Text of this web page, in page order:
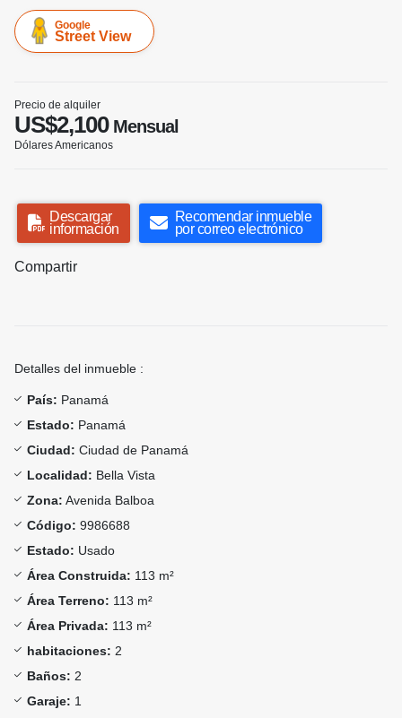
Google
Street View
Precio de alquiler
US$2,100Mensual
Dólares Americanos
Descargar
información
Recomendar inmueble
por correo electrónico
Compartir
Detalles del inmueble :
País: Panamá
Estado: Panamá
Ciudad: Ciudad de Panamá
Localidad: Bella Vista
Zona: Avenida Balboa
Código: 9986688
Estado: Usado
Área Construida: 113 m²
Área Terreno: 113 m²
Área Privada: 113 m²
habitaciones: 2
Baños: 2
Garaje: 1